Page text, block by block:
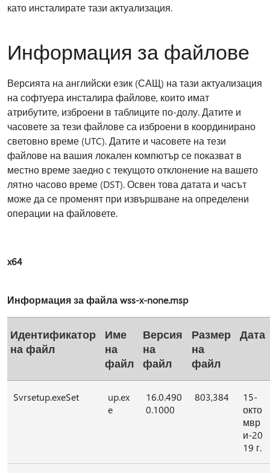
като инсталирате тази актуализация.
Информация за файлове
Версията на английски език (САЩ) на тази актуализация
на софтуера инсталира файлове, които имат
атрибутите, изброени в таблиците по-долу. Датите и
часовете за тези файлове са изброени в координирано
световно време (UTC). Датите и часовете на тези
файлове на вашия локален компютър се показват в
местно време заедно с текущото отклонение на вашето
лятно часово време (DST). Освен това датата и часът
може да се променят при извършване на определени
операции на файловете.
x64
Информация за файла wss-x-none.msp
Идентификатор
на файл
Име
на
файл
Версия
на
файл
Размер
на
файл
Дата
Svrsetup.exeSet
up.ex
e
16.0.490
0.1000
803,384
15-
окто
мвр
и-20
19 г.